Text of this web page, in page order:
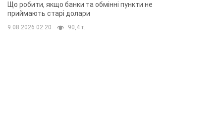
Що робити, якщо банки та обмінні пункти не
приймають старі долари
9.08.2026 02:20 90,4 т.